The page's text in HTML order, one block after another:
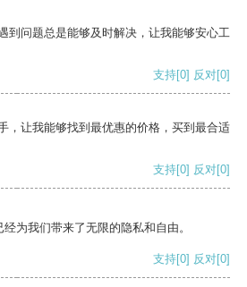
到问题总是能够及时解决，让我能够安心工
支持[0] 反对[0]
，让我能够找到最优惠的价格，买到最合适
支持[0] 反对[0]
为我们带来了无限的隐私和自由。
支持[0] 反对[0]